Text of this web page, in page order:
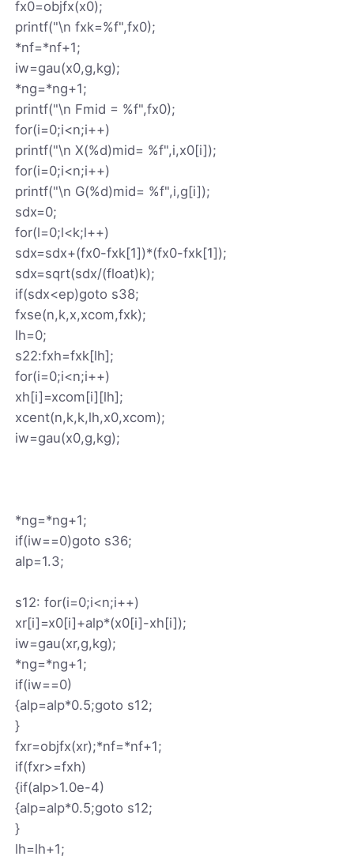
fx0=objfx(x0);
printf("\n fxk=%f",fx0);
*nf=*nf+1;
iw=gau(x0,g,kg);
*ng=*ng+1;
printf("\n Fmid = %f",fx0);
for(i=0;i<n;i++)
printf("\n X(%d)mid= %f",i,x0[i]);
for(i=0;i<n;i++)
printf("\n G(%d)mid= %f",i,g[i]);
sdx=0;
for(l=0;l<k;l++)
sdx=sdx+(fx0-fxk[1])*(fx0-fxk[1]);
sdx=sqrt(sdx/(float)k);
if(sdx<ep)goto s38;
fxse(n,k,x,xcom,fxk);
lh=0;
s22:fxh=fxk[lh];
for(i=0;i<n;i++)
xh[i]=xcom[i][lh];
xcent(n,k,k,lh,x0,xcom);
iw=gau(x0,g,kg);
*ng=*ng+1;
if(iw==0)goto s36;
alp=1.3;
s12: for(i=0;i<n;i++)
xr[i]=x0[i]+alp*(x0[i]-xh[i]);
iw=gau(xr,g,kg);
*ng=*ng+1;
if(iw==0)
{alp=alp*0.5;goto s12;
}
fxr=objfx(xr);*nf=*nf+1;
if(fxr>=fxh)
{if(alp>1.0e-4)
{alp=alp*0.5;goto s12;
}
lh=lh+1;